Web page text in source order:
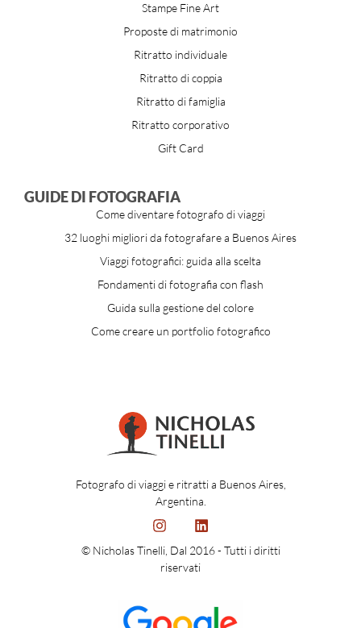
Fotografo di viaggi e ritratti a Buenos Aires,
Argentina.
© Nicholas Tinelli, Dal 2016 - Tutti i diritti
riservati
Stampe Fine Art
Proposte di matrimonio
Ritratto individuale
Ritratto di coppia
Ritratto di famiglia
Ritratto corporativo
Gift Card
GUIDE DI FOTOGRAFIA
Come diventare fotografo di viaggi
32 luoghi migliori da fotografare a Buenos Aires
Viaggi fotografici: guida alla scelta
Fondamenti di fotografia con flash
Guida sulla gestione del colore
Come creare un portfolio fotografico